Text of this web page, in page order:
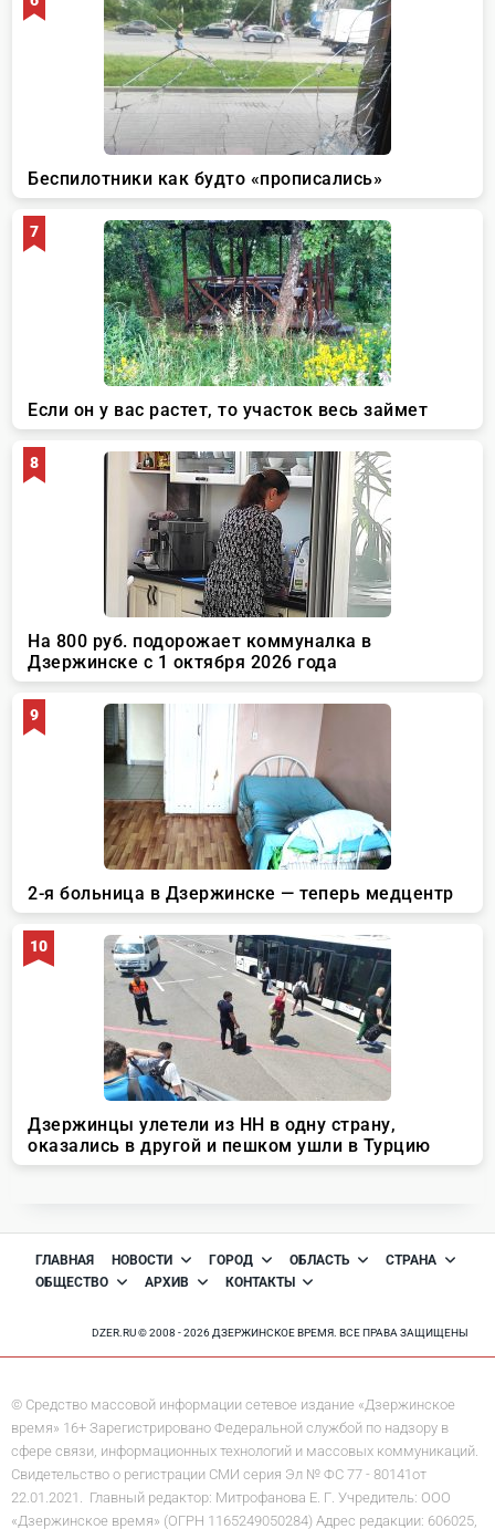
ГЛАВНАЯ НОВОСТИ ГОРОД ОБЛАСТЬ
СТРАНА
ОБЩЕСТВО
АРХИВ КОНТАКТЫ
DZER.RU © 2008 - 2026 ДЗЕРЖИНСКОЕ ВРЕМЯ. ВСЕ ПРАВА ЗАЩИЩЕНЫ
© Средство массовой информации сетевое издание «Дзержинское
время» 16+ Зарегистрировано Федеральной службой по надзору в
сфере связи, информационных технологий и массовых коммуникаций.
Свидетельство о регистрации СМИ серия Эл № ФС 77 - 80141от
22.01.2021. Главный редактор: Митрофанова Е. Г. Учредитель: ООО
«Дзержинское время» (ОГРН 1165249050284) Адрес редакции: 606025,